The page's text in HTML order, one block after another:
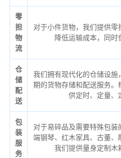
零
担
物
流
对于小件货物，我们提供零
降低运输成本，同时
仓
储
配
送
我们拥有现代化的仓储设
期的货物存储和配送服务
供定时、定量、
包
装
服
务
对于易碎品及需要特殊包
端钢琴、红木家具、古董、
我们提供量身定制木